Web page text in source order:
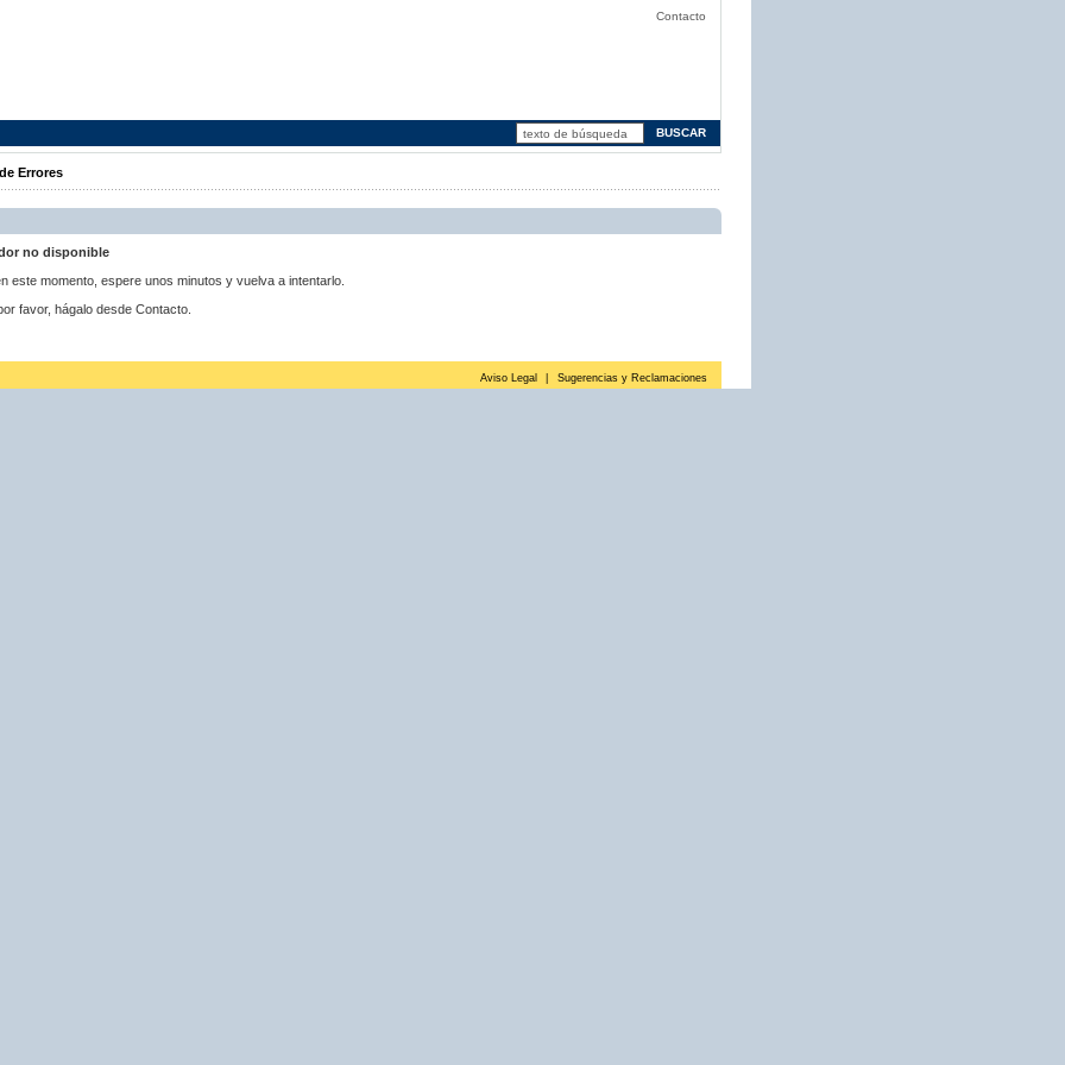
Contacto
Errores
no disponible
este momento, espere unos minutos y vuelva a intentarlo.
favor, hágalo desde Contacto.
Aviso Legal Sugerencias y Reclamaciones